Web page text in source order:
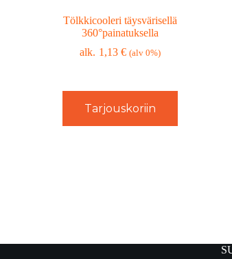
Tölkkicooleri täysvärisellä
360°painatuksella
1,13 € (alv 0%)
Tarjouskoriin